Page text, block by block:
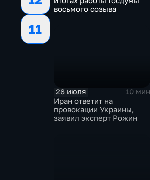
11
восьмого созыва
28 июля
10 мин
Иран ответит на
провокации Украины,
заявил эксперт Рожин